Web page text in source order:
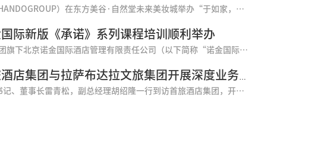
今日，如家酒店集团与自然堂集团（CHANDOGROUP）在东方美谷·自然堂未来美妆城举办“于如家，享自然”战略合作启动仪式，并共同推出专为如家旗下酒店研发的定制洗护系列。启动仪式现场，首旅酒店集团总经理、如家酒店集团董事长兼CEO孙坚与自然堂集团董事长兼总裁郑春颖携双方高管团队共同出席，正式开启两大民族品牌在“住宿+美妆”领域的深度共创。此次战略合作将自然堂在护肤领域的专业研发能力，与如家酒店集团...
际新版《承诺》系列课程培训顺利举办
2025年12月25日至26日，首旅酒店集团旗下北京诺金国际酒店管理有限责任公司（以下简称“诺金国际”）在北京京伦饭店举办了《承诺》系列课程第一期培训班，来自各成员酒店的25名培训师参加了培训。诺金国际总经理唐鸣在培训会上指出，当前高端酒店市场正经历服务个性化转型、科技赋能运营、文化深度融合等深刻行业变革，机遇与挑战交织并存，这对酒店品牌建设、服务品质升级和人才梯队储备提出了更高标准与要求。他强调...
聚力同行 共创未来——首旅酒店集团与拉萨布达拉文旅集团开展深度业务交流
12月29日，拉萨布达拉文旅集团党委书记、董事长雷青松，副总经理胡绍隆一行到访首旅酒店集团，开展酒店业务考察并与集团进行深入交流。首旅酒店集团党委书记、董事、常务副总经理霍岩及相关业务板块负责人共同出席交流座谈。 座谈会上，双方分别介绍了各自集团的规模概况、资源特色与业务发展方向。作为首旅集团住宿战略的核心业务单元，首旅酒店集团以“规模领先、品质领先、效率领先、创新领先”为发展使命，依托品牌影响力...